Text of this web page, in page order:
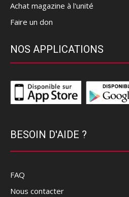
Achat magazine à l'unité
Faire un don
NOS APPLICATIONS
BESOIN D'AIDE ?
FAQ
Nous contacter